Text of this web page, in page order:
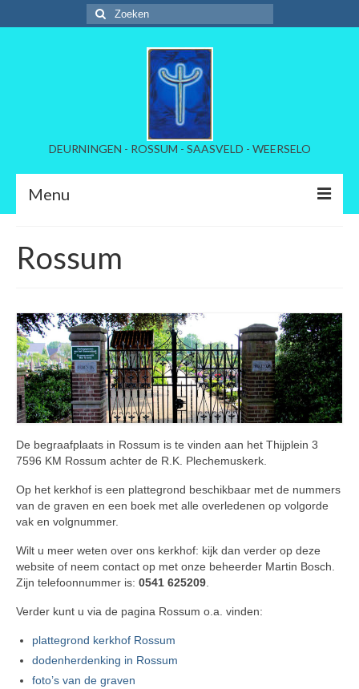
Zoeken
naar:
DEURNINGEN - ROSSUM - SAASVELD - WEERSELO
Menu
Kerkelijke instellinmg
Tarieven per dorp
Reglement
Privacybeleid
Deurningen
Tarieven Deurningen
Rossum
Tarieven Rossum
Alle overledenen op alfabet
Rossum
De begraafplaats in Rossum is te vinden aan het Thijplein 3
7596 KM Rossum achter de R.K. Plechemuskerk.
Op het kerkhof is een plattegrond beschikbaar met de nummers
van de graven en een boek met alle overledenen op volgorde
vak en volgnummer.
Wilt u meer weten over ons kerkhof: kijk dan verder op deze
website of neem contact op met onze beheerder Martin Bosch.
Zijn telefoonnummer is: 0541 625209.
Verder kunt u via de pagina Rossum o.a. vinden:
plattegrond kerkhof Rossum
dodenherdenking in Rossum
foto’s van de graven